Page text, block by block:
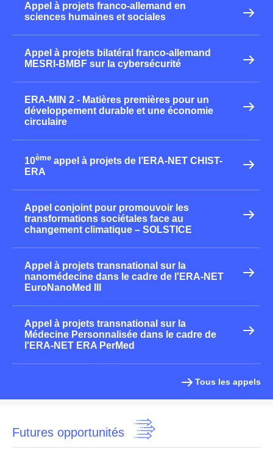
Appel à projets franco-allemand en
sciences humaines et sociales
Appel à projets bilatéral franco-allemand
MESRI-BMBF sur la cybersécurité
ERA-MIN 2 - Matières premières pour un
développement durable et une économie
circulaire
10ème appel à projets de l’ERA-NET CHIST-
ERA
Appel conjoint pour promouvoir les
transformations sociétales face au
changement climatique – SOLSTICE
Appel à projets transnational sur la
nanomédecine dans le cadre de l'ERA-NET
EuroNanoMed III
Appel à projets transnational sur la
Médecine Personnalisée dans le cadre de
l'ERA-NET ERA PerMed
Tous les appels
Futures opportunités